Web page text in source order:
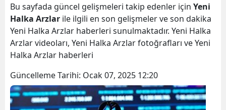
Bu sayfada güncel gelişmeleri takip edenler için Yeni
Halka Arzlar ile ilgili en son gelişmeler ve son dakika
Yeni Halka Arzlar haberleri sunulmaktadır. Yeni Halka
Arzlar videoları, Yeni Halka Arzlar fotoğrafları ve Yeni
Halka Arzlar haberleri
Güncelleme Tarihi: Ocak 07, 2025 12:20